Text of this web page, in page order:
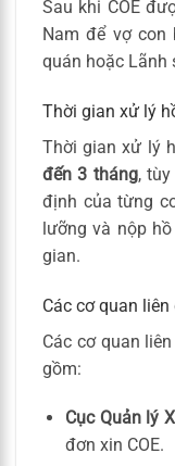
Sau khi COE
Nam để vợ
quán hoặc Lãnh
Thời gian xử lý
Thời gian xử lý
đến 3 tháng,
định của từng
lưỡng và nộp
gian.
Các cơ quan
Các cơ quan
gồm:
Cục Quản lý
đơn xin COE.